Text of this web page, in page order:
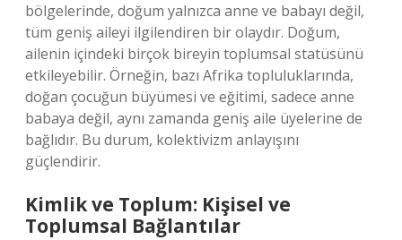
bölgelerinde, doğum yalnızca anne ve babayı değil,
tüm geniş aileyi ilgilendiren bir olaydır. Doğum,
ailenin içindeki birçok bireyin toplumsal statüsünü
etkileyebilir. Örneğin, bazı Afrika topluluklarında,
doğan çocuğun büyümesi ve eğitimi, sadece anne
babaya değil, aynı zamanda geniş aile üyelerine de
bağlıdır. Bu durum, kolektivizm anlayışını
güçlendirir.
Kimlik ve Toplum: Kişisel ve
Toplumsal Bağlantılar